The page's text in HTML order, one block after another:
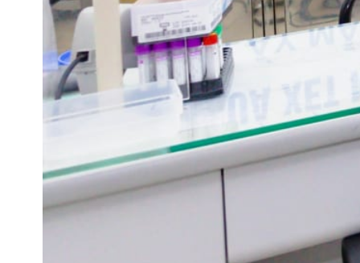
TẾ CHẠM ĐẾN TRÁI TI...
28/07/2026
BỆNH VIỆN ĐA KHOA QUỐC TẾ
HẢI PHÒNG THÔNG BÁO T...
27/07/2026
CẢNH BÁO: TỰ Ý SỬ DỤNG
THUỐC NAM, THUỐC BẮC KHÔ...
24/07/2026
TỔNG QUAN VỀ BỆNH LÝ THOÁI